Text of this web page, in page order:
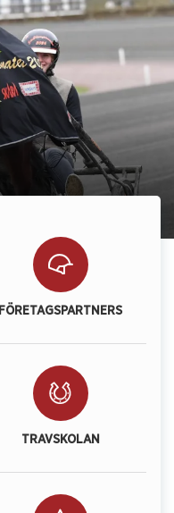
FÖRETAGSPARTNERS
TRAVSKOLAN